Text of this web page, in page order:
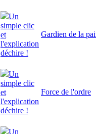
Un
simple clic
et
l'explication
déchire !
Gardien de la
Un
simple clic
et
l'explication
déchire !
Force de l'ordre
Un